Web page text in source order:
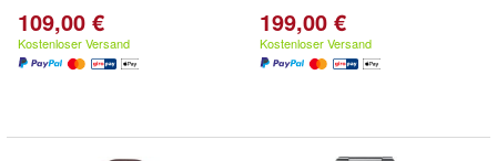
109,00 €
Kostenloser Versand
199,00 €
Kostenloser Versand